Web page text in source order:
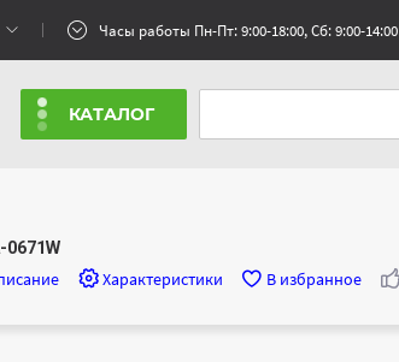
Часы работы Пн-Пт: 9:00-18:00, Сб: 9:00-14:00
КАТАЛОГ
Характеристики В избранное